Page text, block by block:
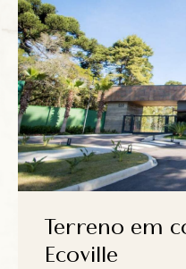
Empreendimentos
Blog
Sobre nós
Anuncie
Terreno em
Ecoville